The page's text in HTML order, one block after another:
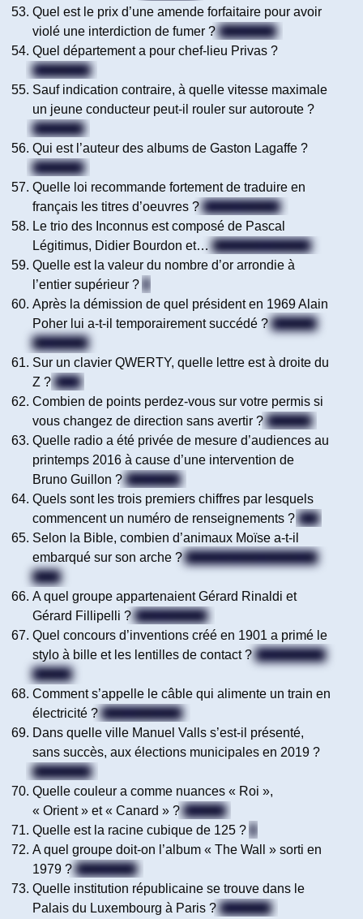
Quel est le prix d’une amende forfaitaire pour avoir
violé une interdiction de fumer ? 135 euros
Quel département a pour chef-lieu Privas ?
L’Ardèche
Sauf indication contraire, à quelle vitesse maximale
un jeune conducteur peut-il rouler sur autoroute ?
110 km/h
Qui est l’auteur des albums de Gaston Lagaffe ?
Franquin
Quelle loi recommande fortement de traduire en
français les titres d’oeuvres ? La loi Toubon
Le trio des Inconnus est composé de Pascal
Légitimus, Didier Bourdon et… Bernard Campan
Quelle est la valeur du nombre d’or arrondie à
l’entier supérieur ? 2
Après la démission de quel président en 1969 Alain
Poher lui a-t-il temporairement succédé ? Charles
de Gaulle
Sur un clavier QWERTY, quelle lettre est à droite du
Z ? Le X
Combien de points perdez-vous sur votre permis si
vous changez de direction sans avertir ? 3 points
Quelle radio a été privée de mesure d’audiences au
printemps 2016 à cause d’une intervention de
Bruno Guillon ? Fun radio
Quels sont les trois premiers chiffres par lesquels
commencent un numéro de renseignements ? 118
Selon la Bible, combien d’animaux Moïse a-t-il
embarqué sur son arche ?Aucun (c’est l’Arche de
Noé)
A quel groupe appartenaient Gérard Rinaldi et
Gérard Fillipelli ? Les Charlots
Quel concours d’inventions créé en 1901 a primé le
stylo à bille et les lentilles de contact ? Le concours
Lépine
Comment s’appelle le câble qui alimente un train en
électricité ? Une caténaire
Dans quelle ville Manuel Valls s’est-il présenté,
sans succès, aux élections municipales en 2019 ?
Barcelone
Quelle couleur a comme nuances « Roi »,
« Orient » et « Canard » ? Le bleu
Quelle est la racine cubique de 125 ? 5
A quel groupe doit-on l’album « The Wall » sorti en
1979 ? Pink Floyd
Quelle institution républicaine se trouve dans le
Palais du Luxembourg à Paris ? Le Sénat